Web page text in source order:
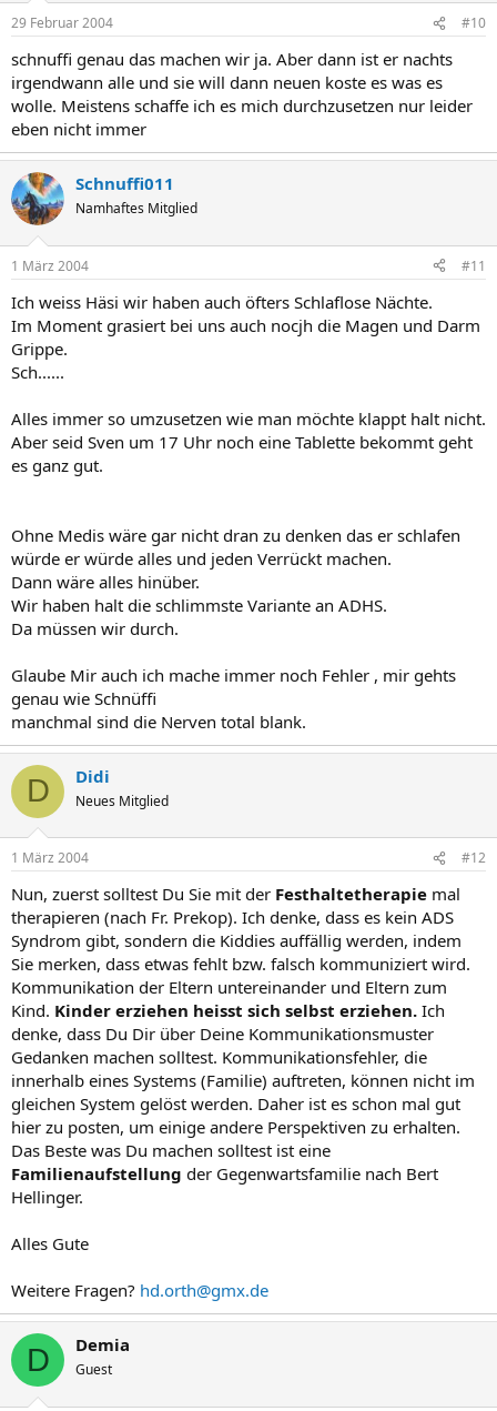
29 Februar 2004 #10
schnuffi genau das machen wir ja. Aber dann ist er nachts
irgendwann alle und sie will dann neuen koste es was es
wolle. Meistens schaffe ich es mich durchzusetzen nur leider
eben nicht immer
Schnuffi011
Namhaftes Mitglied
1 März 2004 #11
Ich weiss Häsi wir haben auch öfters Schlaflose Nächte.
Im Moment grasiert bei uns auch nocjh die Magen und Darm
Grippe.
Sch......
Alles immer so umzusetzen wie man möchte klappt halt nicht.
Aber seid Sven um 17 Uhr noch eine Tablette bekommt geht
es ganz gut.
Ohne Medis wäre gar nicht dran zu denken das er schlafen
würde er würde alles und jeden Verrückt machen.
Dann wäre alles hinüber.
Wir haben halt die schlimmste Variante an ADHS.
Da müssen wir durch.
Glaube Mir auch ich mache immer noch Fehler , mir gehts
genau wie Schnüffi
manchmal sind die Nerven total blank.
D Didi
Neues Mitglied
1 März 2004 #12
Nun, zuerst solltest Du Sie mit der Festhaltetherapie mal
therapieren (nach Fr. Prekop). Ich denke, dass es kein ADS
Syndrom gibt, sondern die Kiddies auffällig werden, indem
Sie merken, dass etwas fehlt bzw. falsch kommuniziert wird.
Kommunikation der Eltern untereinander und Eltern zum
Kind. Kinder erziehen heisst sich selbst erziehen. Ich
denke, dass Du Dir über Deine Kommunikationsmuster
Gedanken machen solltest. Kommunikationsfehler, die
innerhalb eines Systems (Familie) auftreten, können nicht im
gleichen System gelöst werden. Daher ist es schon mal gut
hier zu posten, um einige andere Perspektiven zu erhalten.
Das Beste was Du machen solltest ist eine
Familienaufstellung der Gegenwartsfamilie nach Bert
Hellinger.
Alles Gute
Weitere Fragen? hd.orth@gmx.de
D Demia
Guest